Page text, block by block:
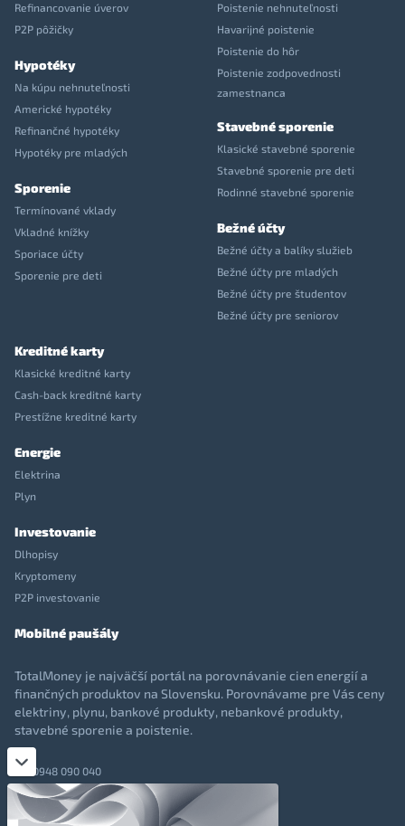
Refinancovanie úverov
P2P pôžičky
Hypotéky
Na kúpu nehnuteľnosti
Americké hypotéky
Refinančné hypotéky
Hypotéky pre mladých
Sporenie
Termínované vklady
Vkladné knížky
Sporiace účty
Sporenie pre deti
Poistenie nehnuteľnosti
Havarijné poistenie
Poistenie do hôr
Poistenie zodpovednosti
zamestnanca
Stavebné sporenie
Klasické stavebné sporenie
Stavebné sporenie pre deti
Rodinné stavebné sporenie
Bežné účty
Bežné účty a balíky služieb
Bežné účty pre mladých
Bežné účty pre študentov
Bežné účty pre seniorov
Kreditné karty
Klasické kreditné karty
Cash-back kreditné karty
Prestížne kreditné karty
Energie
Elektrina
Plyn
Investovanie
Dlhopisy
Kryptomeny
P2P investovanie
Mobilné paušály
TotalMoney je najväčší portál na porovnávanie cien energií a
finančných produktov na Slovensku. Porovnávame pre Vás ceny
elektriny, plynu, bankové produkty, nebankové produkty,
stavebné sporenie a poistenie.
0948 090 040
+421 948 090 051